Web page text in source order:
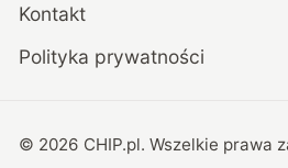
Kontakt
Polityka prywatności
© 2026 CHIP.pl. Wszelkie prawa